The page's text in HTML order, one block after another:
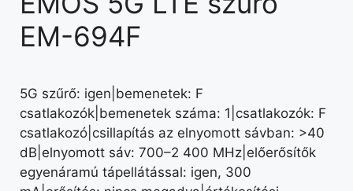
EM-694F
5G szűrő: igen|bemenetek: F
csatlakozók|bemenetek száma: 1|csatlakozók: F
csatlakozó|csillapítás az elnyomott sávban: >40
dB|elnyomott sáv: 700–2 400 MHz|előerősítők
egyenáramú tápellátással: igen, 300